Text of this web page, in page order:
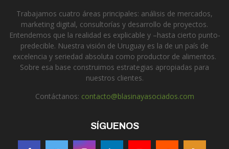
Trabajamos cuatro áreas principales: análisis de mercados,
marketing digital, consultorías y desarrollo de proyectos.
Entendemos que la realidad es explicable y –hasta cierto punto-
predecible. Nuestra visión de Uruguay es la de un país de
excelencia y seriedad absoluta como productor de alimentos.
Sobre esa base construimos estrategias apropiadas para
nuestros clientes.
Contáctanos: contacto@blasinayasociados.com
SÍGUENOS